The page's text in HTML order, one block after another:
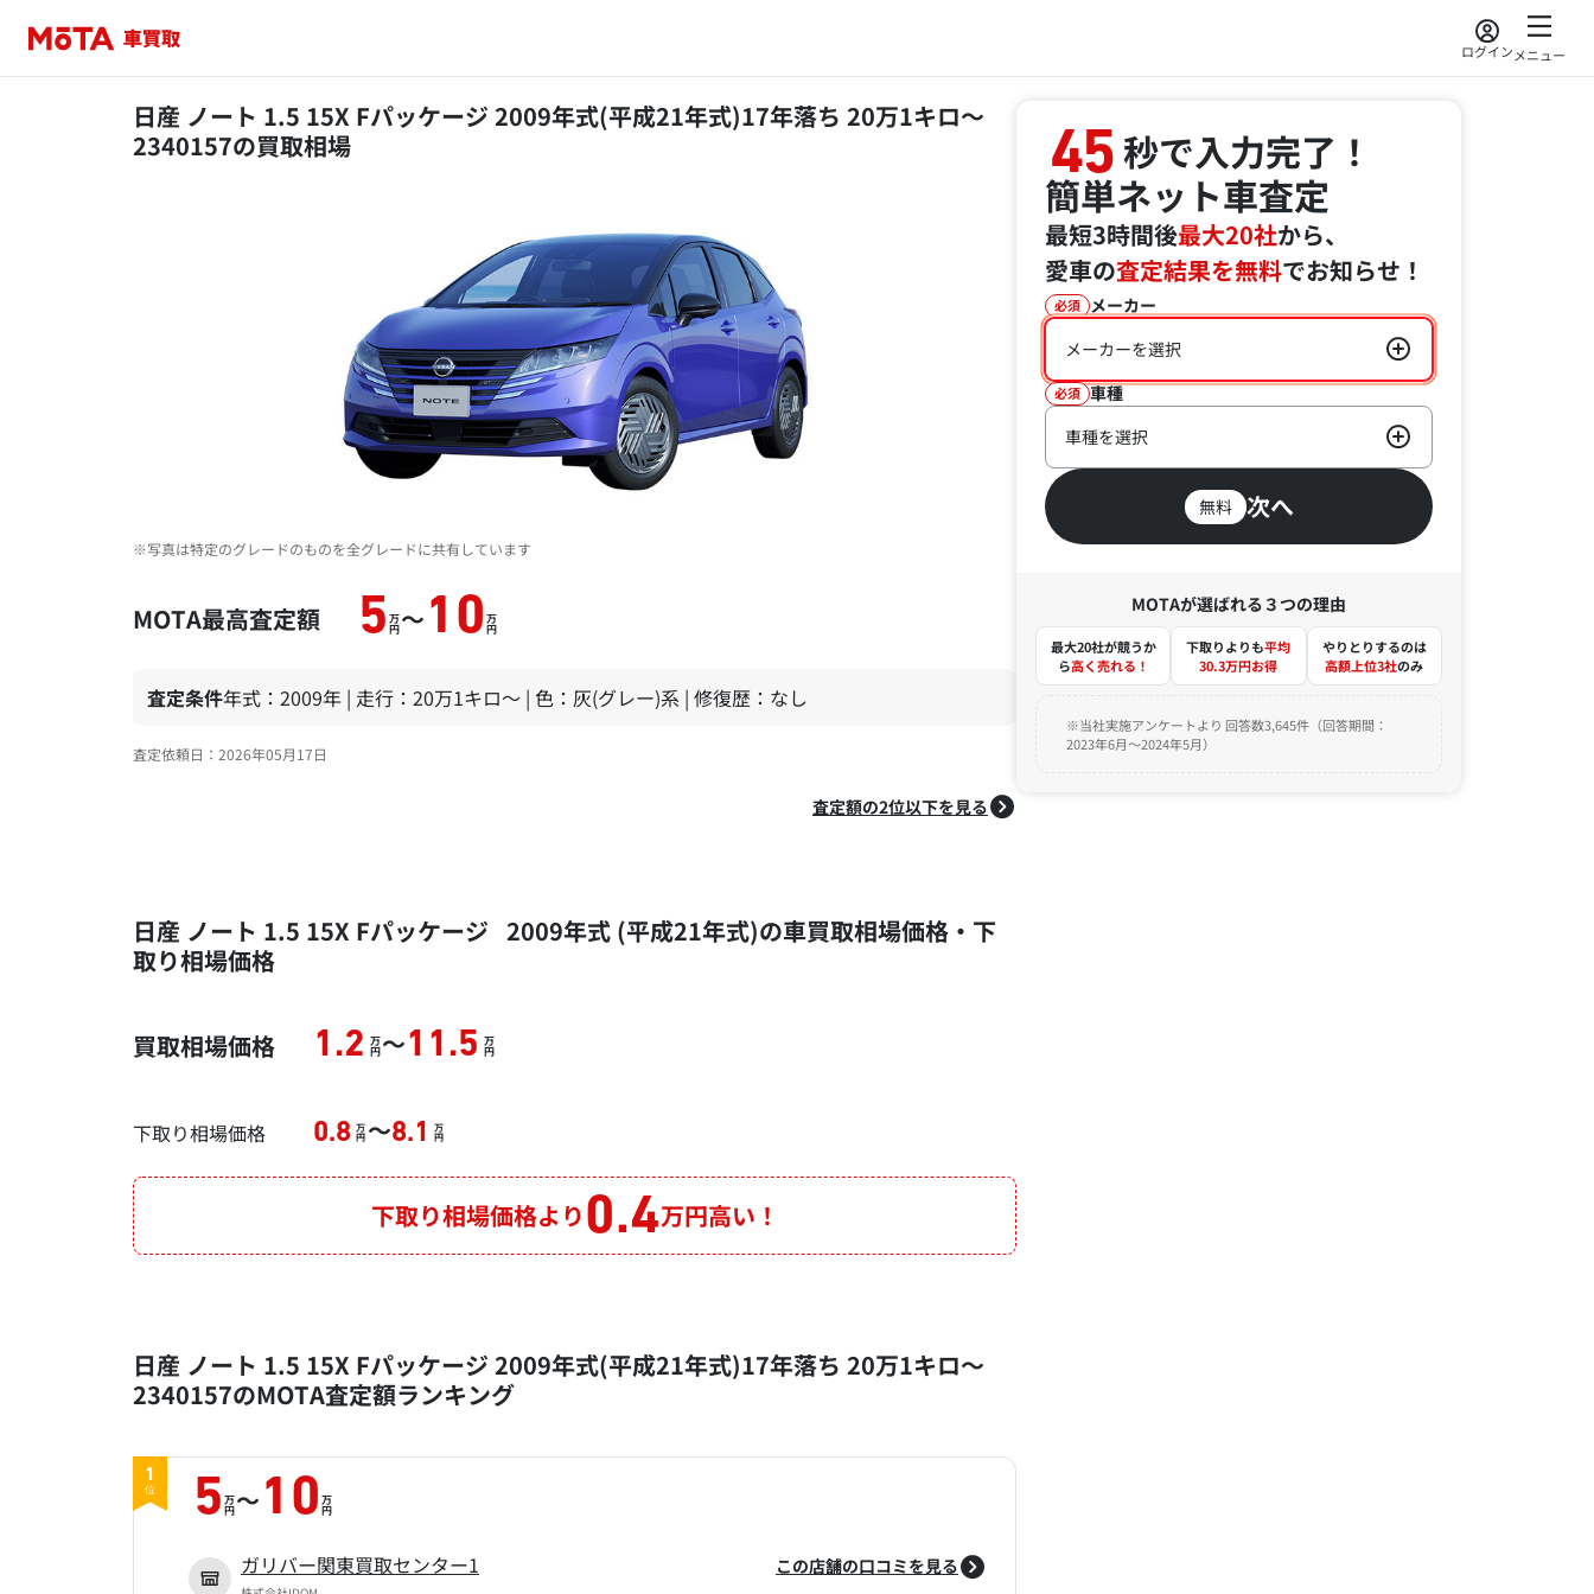
ログインメニュー
日産 ノート 1.5 15X Fパッケージ 2009年式(平成21年式)17年落ち 20万1キロ～
2340157の買取相場
※写真は特定のグレードのものを全グレードに共有しています
MOTA最高査定額 5 万
円～ 10 万
円
査定条件年式：2009年 | 走行：20万1キロ～ | 色：灰(グレー)系 | 修復歴：なし
査定依頼日：2026年05月17日
査定額の2位以下を見る
日産 ノート 1.5 15X Fパッケージ 2009年式 (平成21年式)の車買取相場価格・下
取り相場価格
買取相場価格 1.2 万
円～11.5 万
円
下取り相場価格 0.8 万
円 ～8.1 万
円
下取り相場価格より0.4万円高い！
日産 ノート 1.5 15X Fパッケージ 2009年式(平成21年式)17年落ち 20万1キロ～
2340157のMOTA査定額ランキング
1
位 5 万
円～ 10 万
円
ガリバー関東買取センター1 この店舗の口コミを見る
45秒で入力完了！
簡単ネット車査定
最短3時間後最大20社から、
愛車の査定結果を無料でお知らせ！
必須 メーカー
メーカーを選択
必須 車種
車種を選択
無料 次へ
MOTAが選ばれる３つの理由
最大20社が競うか
ら高く売れる！
下取りよりも平均
30.3万円お得
やりとりするのは
高額上位3社のみ
※当社実施アンケートより 回答数3,645件（回答期間：
2023年6月～2024年5月）